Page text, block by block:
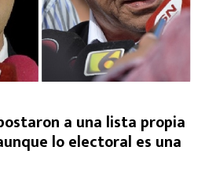
a una lista propia
lo electoral es una